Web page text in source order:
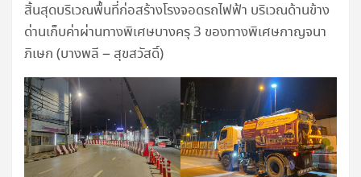
สิ้นสุดบริเวณพื้นที่ก่อสร้างโรงจอดรถไฟฟ้า บริเวณด้านข้าง
ด่านเก็บค่าผ่านทางพิเศษบางครุ 3 ของทางพิเศษกาญจนา
ภิเษก (บางพลี – สุขสวัสดิ์)